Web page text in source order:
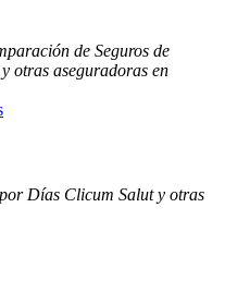
de Seguros de
otras aseguradoras en
Días Clicum Salut y otras